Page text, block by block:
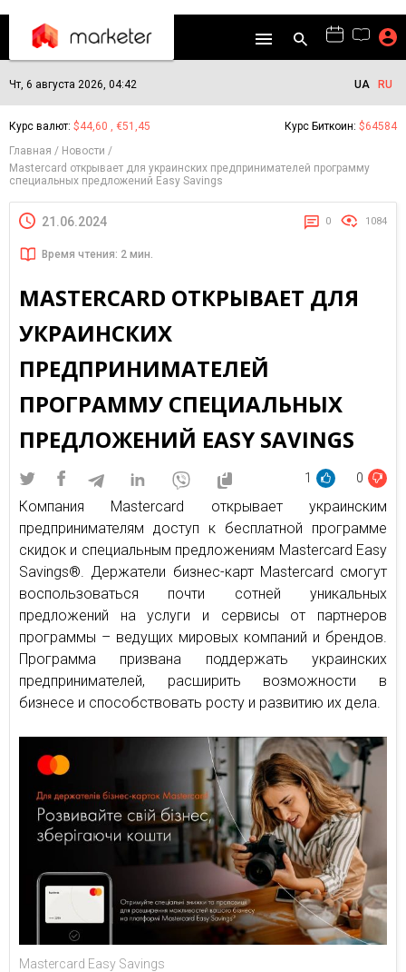
Чт, 6 августа 2026, 04:42 UA RU
Курс валют: $44,60 , €51,45 Курс Биткоин: $64584
Главная
Новости
Mastercard открывает для украинских предпринимателей программу
специальных предложений Easy Savings
21.06.2024 0 1084
Время чтения: 2 мин.
MASTERCARD ОТКРЫВАЕТ ДЛЯ
УКРАИНСКИХ
ПРЕДПРИНИМАТЕЛЕЙ
ПРОГРАММУ СПЕЦИАЛЬНЫХ
ПРЕДЛОЖЕНИЙ EASY SAVINGS
1 0
Компания Mastercard открывает украинским
предпринимателям доступ к бесплатной программе
скидок и специальным предложениям Mastercard Easy
Savings®. Держатели бизнес-карт Mastercard смогут
воспользоваться почти сотней уникальных
предложений на услуги и сервисы от партнеров
программы – ведущих мировых компаний и брендов.
Программа призвана поддержать украинских
предпринимателей, расширить возможности в
бизнесе и способствовать росту и развитию их дела.
Mastercard Easy Savings